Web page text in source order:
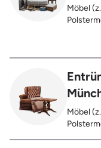
Möbel
Koffer,
Glas),
Laminat
Möbel